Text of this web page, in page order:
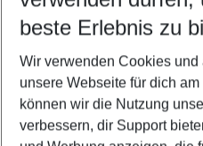
5-8
2 Erwachsene Keine
Mehr Filter
beste Erlebnis zu
Wir verwenden Cookies
unsere Webseite für dich
können wir die Nutzung
verbessern, dir Support